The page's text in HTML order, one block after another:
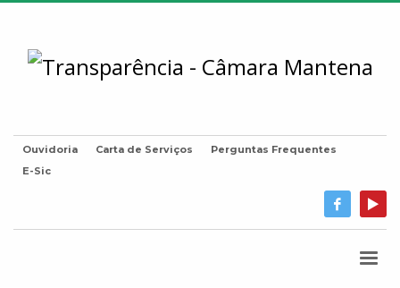
Ouvidoria Carta de Serviços
Perguntas Frequentes
E-Sic